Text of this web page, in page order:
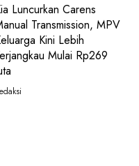
Luncurkan Carens
Transmission, MPV
Kini Lebih
Mulai Rp269